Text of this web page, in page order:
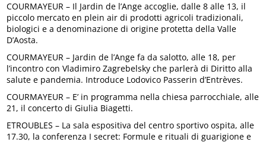
COURMAYEUR – Il Jardin de l’Ange accoglie, dalle 8 alle 13, il
piccolo mercato en plein air di prodotti agricoli tradizionali,
biologici e a denominazione di origine protetta della Valle
D’Aosta.
COURMAYEUR – Jardin de l’Ange fa da salotto, alle 18, per
l’incontro con Vladimiro Zagrebelsky che parlerà di Diritto alla
salute e pandemia. Introduce Lodovico Passerin d’Entrèves.
COURMAYEUR – E’ in programma nella chiesa parrocchiale, alle
21, il concerto di Giulia Biagetti.
ETROUBLES – La sala espositiva del centro sportivo ospita, alle
17.30, la conferenza I secret: Formule e rituali di guarigione e